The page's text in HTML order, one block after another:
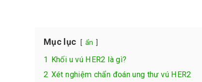
Mục lục ẩn
1 Khối u vú HER2 là gì?
2 Xét nghiệm chẩn đoán ung thư vú HER2